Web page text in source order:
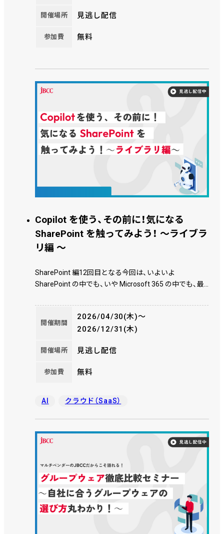
レームからIBM Power System(IBM i）にコンバージョン
のユニシス汎用機以外のメーカー利用のお客様にも参
開催場所 見逃し配信
参加費 無料
Copilot を使う、その前に！気になる
SharePoint を触ってみよう！ ～ライブラ
リ編 ～
SharePoint 編12回目となる今回は、いよいよ
SharePoint の中でも、いや Microsoft 365 の中でも、最
もはや Microsoft Teams のチームのファイルの保存場
所でもあり、その他の Microsoft 365 内の様々なアプリ
のファイルの保管場所でもある SharePoint ライブラ
るライブラリですが、ただのファイル保存・共有場所で
ょう。
開催期間
2026/04/30(木)〜
2026/12/31(木)
開催場所 見逃し配信
参加費 無料
AI クラウド（SaaS）